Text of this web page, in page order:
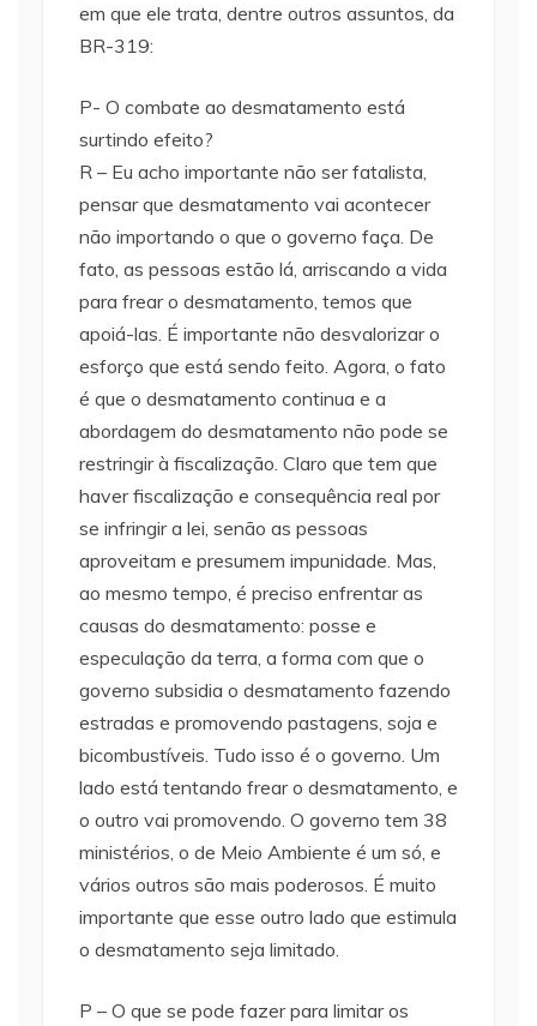
em que ele trata, dentre outros assuntos, da
BR-319:
P- O combate ao desmatamento está
surtindo efeito?
R – Eu acho importante não ser fatalista,
pensar que desmatamento vai acontecer
não importando o que o governo faça. De
fato, as pessoas estão lá, arriscando a vida
para frear o desmatamento, temos que
apoiá-las. É importante não desvalorizar o
esforço que está sendo feito. Agora, o fato
é que o desmatamento continua e a
abordagem do desmatamento não pode se
restringir à fiscalização. Claro que tem que
haver fiscalização e consequência real por
se infringir a lei, senão as pessoas
aproveitam e presumem impunidade. Mas,
ao mesmo tempo, é preciso enfrentar as
causas do desmatamento: posse e
especulação da terra, a forma com que o
governo subsidia o desmatamento fazendo
estradas e promovendo pastagens, soja e
bicombustíveis. Tudo isso é o governo. Um
lado está tentando frear o desmatamento, e
o outro vai promovendo. O governo tem 38
ministérios, o de Meio Ambiente é um só, e
vários outros são mais poderosos. É muito
importante que esse outro lado que estimula
o desmatamento seja limitado.
P – O que se pode fazer para limitar os